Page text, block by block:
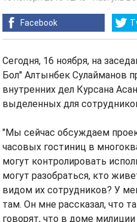
Facebook
Сегодня, 16 ноября, на
Бол" Алтынбек Сулайманов
внутренних дел Курсана
выделенных для
"Мы сейчас обсуждаем
часовых гостиниц в
могут контролировать
могут разобраться, кто
видом их сотрудников? У
там. Он мне рассказал, что
говорят, что в доме